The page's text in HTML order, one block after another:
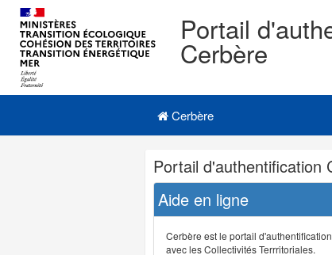
Portail
Cerbère
Navigation
Menu principal
Cerbère
Navigation
et
outils
annexes
Portail d'authentification
Aide en ligne
Cerbère est le portail
avec les Collectivités Terrritoriales.